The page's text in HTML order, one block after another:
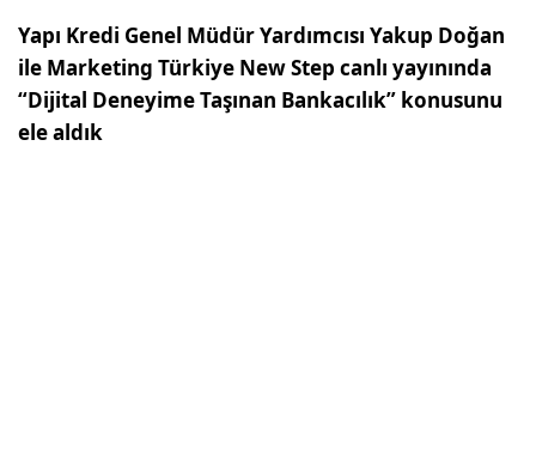
Yapı Kredi Genel Müdür Yardımcısı Yakup Doğan
ile Marketing Türkiye New Step canlı yayınında
“Dijital Deneyime Taşınan Bankacılık” konusunu
ele aldık